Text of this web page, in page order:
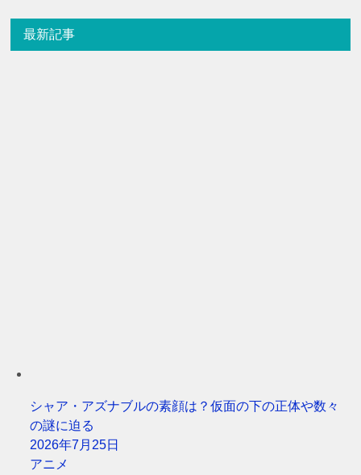
最新記事
シャア・アズナブルの素顔は？仮面の下の正体や数々
の謎に迫る
2026年7月25日
アニメ